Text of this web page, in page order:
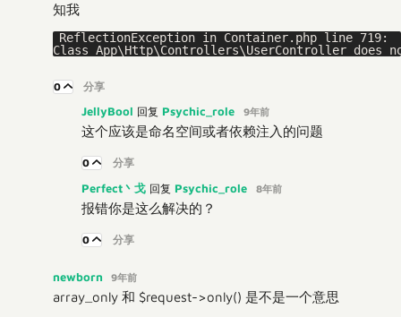
知我
ReflectionException in Container.php line 719:
0 分享
JellyBool 回复 Psychic_role 9年前
这个应该是命名空间或者依赖注入的问题
0 分享
Perfect丶戈 回复 Psychic_role 8年前
报错你是这么解决的？
0 分享
newborn 9年前
array_only 和 $request->only() 是不是一个意思